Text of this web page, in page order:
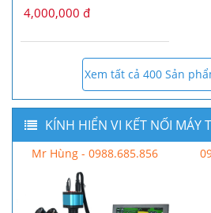
4,000,000 đ
Xem tất cả 400 Sản
KÍNH HIỂN VI KẾT NỐI MÁY
Mr Hùng - 0988.685.856